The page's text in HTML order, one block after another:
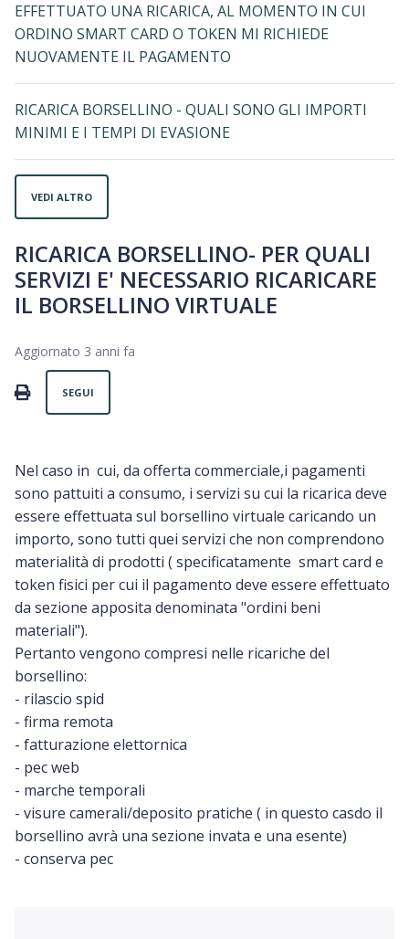
EFFETTUATO UNA RICARICA, AL MOMENTO IN CUI
ORDINO SMART CARD O TOKEN MI RICHIEDE
NUOVAMENTE IL PAGAMENTO
RICARICA BORSELLINO - QUALI SONO GLI IMPORTI
MINIMI E I TEMPI DI EVASIONE
VEDI ALTRO
RICARICA BORSELLINO- PER QUALI
SERVIZI E' NECESSARIO RICARICARE
IL BORSELLINO VIRTUALE
Aggiornato 3 anni fa
PRINT
SEGUI
Nel caso in cui, da offerta commerciale,i pagamenti
sono pattuiti a consumo, i servizi su cui la ricarica deve
essere effettuata sul borsellino virtuale caricando un
importo, sono tutti quei servizi che non comprendono
materialità di prodotti ( specificatamente smart card e
token fisici per cui il pagamento deve essere effettuato
da sezione apposita denominata "ordini beni
materiali").
Pertanto vengono compresi nelle ricariche del
borsellino:
- rilascio spid
- firma remota
- fatturazione elettornica
- pec web
- marche temporali
- visure camerali/deposito pratiche ( in questo casdo il
borsellino avrà una sezione invata e una esente)
- conserva pec